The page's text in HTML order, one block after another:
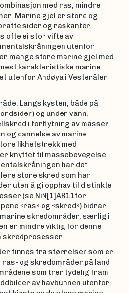
med ras, mindre
Marine gjel er store og
sider og raskanter.
ofte ei stor vifte av
utenfor
mange store marine gjel med
karakteristiske marine
utenfor Andøya i Vesterålen
Langs kysten, både på
og under vann,
i forflytning av masser
og dannelse av marine
likhetstrekk med
knyttet til massebevegelse
har det
store skred som har
uten å gi opphav til distinkte
(se NiN[1]AR11for
«ras» og «skred») bidrar
skredområder, særlig i
er mindre viktig for denne
skredprosesser.
finnes fra størrelser som er
ras- og skredområder på land
som trer tydelig fram
av havbunnen utenfor